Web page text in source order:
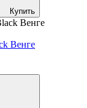
Купить
Венге